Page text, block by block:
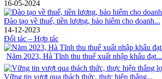
16-05-2024
Đào tạo về thuế, tiền lương, bảo hiểm cho doanh...
14-12-2023
Đối tác – Hợp tác
Năm 2023, Hà Tĩnh thu thuế xuất nhập khẩu đạt...
Vững tin vượt qua thách thức, thực hiện thắng...